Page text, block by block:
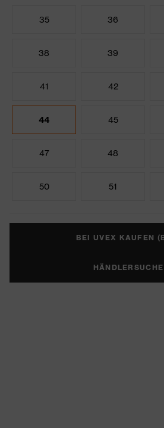
35 36
38 39
41 42
44 45
47 48
50 51
BEI UVEX KAUFEN
HÄNDLERSUCHE